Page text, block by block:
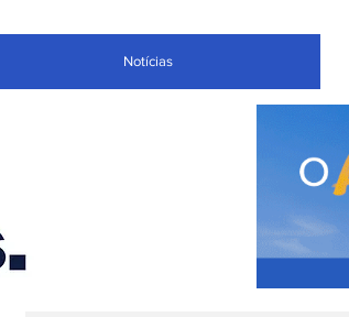
Notícias